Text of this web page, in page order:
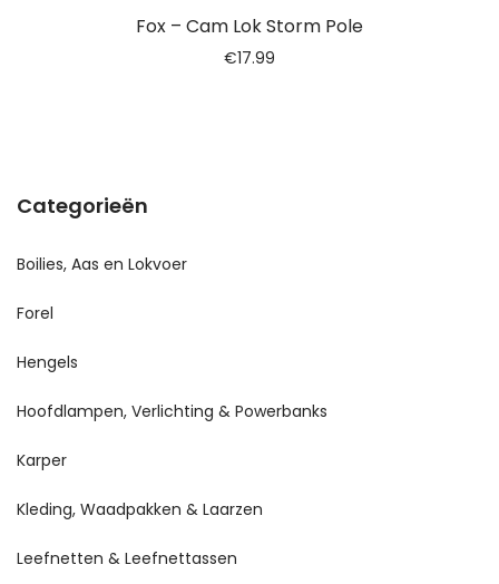
Fox – Cam Lok Storm Pole
€17.99
Categorieën
Boilies, Aas en Lokvoer
Forel
Hengels
Hoofdlampen, Verlichting & Powerbanks
Karper
Kleding, Waadpakken & Laarzen
Leefnetten & Leefnettassen